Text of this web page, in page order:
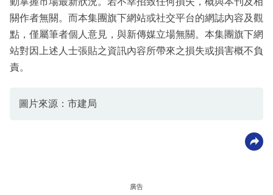
關作者無關。而本集團旗下網站或社交平台的網誌內容及觀
點，僅屬筆者個人意見，與新傳媒立場無關。本集團旗下網
站對因上述人士張貼之資訊內容所帶來之損失或損害概不負
責。
圖片來源：市建局
廣告